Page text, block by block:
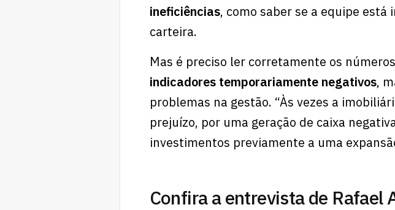
ineficiências, como saber se a equipe
carteira.
Mas é preciso ler corretamente os
indicadores temporariamente negativos,
problemas na gestão. “Às vezes a
prejuízo, por uma geração de caixa
investimentos previamente a uma
Confira a entrevista de Rafael